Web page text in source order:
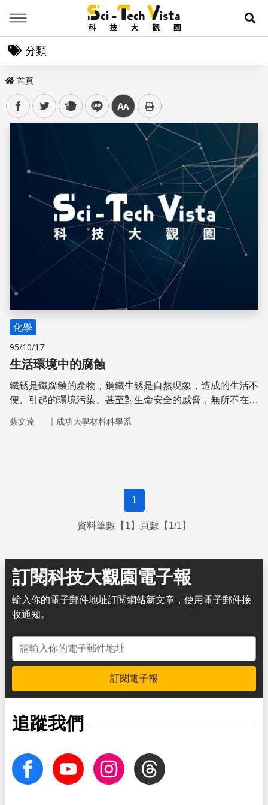
展
分類
首頁
facebooktwitter plurk line 中
儲存
化學
95/10/17
生活環境中的腐蝕
鐵銹是鐵腐蝕的產物，鋼鐵生銹是自然現象，造成的生活不
便、引起的環境污染、甚至對生命安全的威脅，無所不在，
蔡文達 ｜ 成功大學材料科學系
1
資料筆數【1】頁數【1/1】
訂閱科技大觀園電子報
輸入你的電子郵件地址訂閱網站新文章，使用電子郵件接
收通知。
電子郵件地址
訂閱電子報
追蹤我們
facebook Youtube InstagramThreads